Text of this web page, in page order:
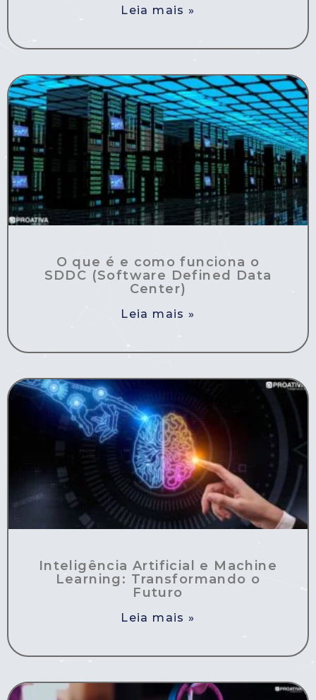
Leia mais »
O que é e como funciona o
SDDC (Software Defined Data
Center)
Leia mais »
Inteligência Artificial e Machine
Learning: Transformando o
Futuro
Leia mais »